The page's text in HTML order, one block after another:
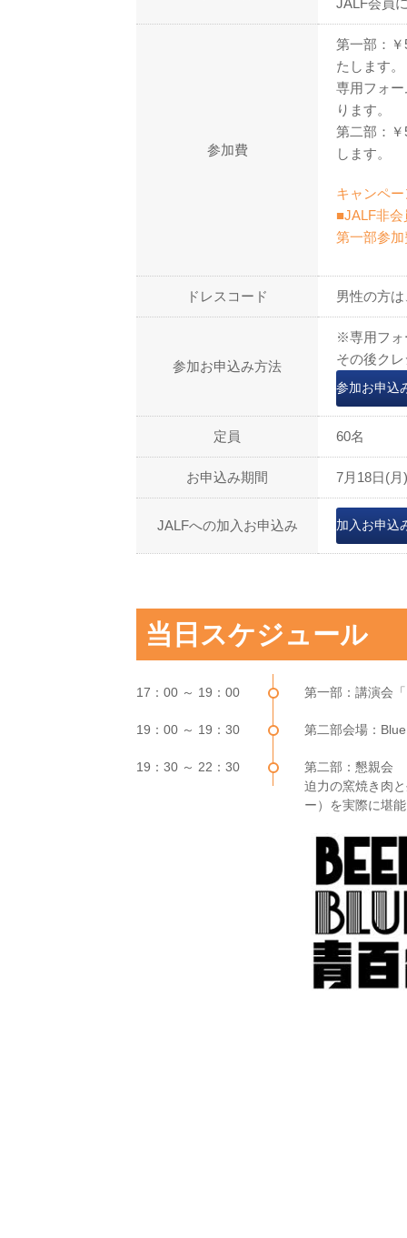
参加費
第一部：
たします。
専用フォ
ります。
第二部：
します。
キャンペ
■JALF非会
第一部参
ドレスコード 男性の方
参加お申込み方法
※専用フォ
その後ク
参加お申込
定員 60名
お申込み期間 7月18日(月
JALFへの加入お申込み 加入お申込
当日スケジュール
17：00 ～ 19：00 第一部：講演会
19：00 ～ 19：30 第二部会場：
19：30 ～ 22：30
第二部：懇親会
迫力の窯焼き肉
ー）を実際に堪能